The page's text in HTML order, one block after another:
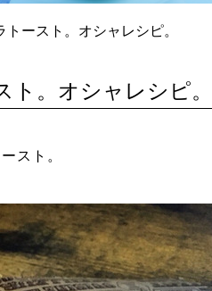
ースト。オシャレシピ。
。オシャレシピ。
スト。